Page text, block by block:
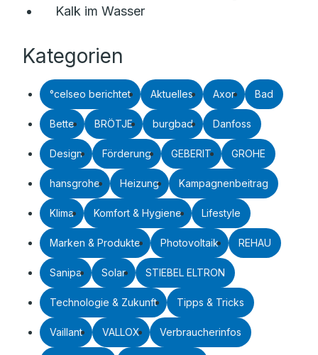
Kalk im Wasser
Kategorien
°celseo berichtet Aktuelles Axor Bad
Bette BRÖTJE burgbad Danfoss
Design Förderung GEBERIT GROHE
hansgrohe Heizung Kampagnenbeitrag
Klima Komfort & Hygiene Lifestyle
Marken & Produkte Photovoltaik REHAU
Sanipa Solar STIEBEL ELTRON
Technologie & Zukunft Tipps & Tricks
Vaillant VALLOX Verbraucherinfos